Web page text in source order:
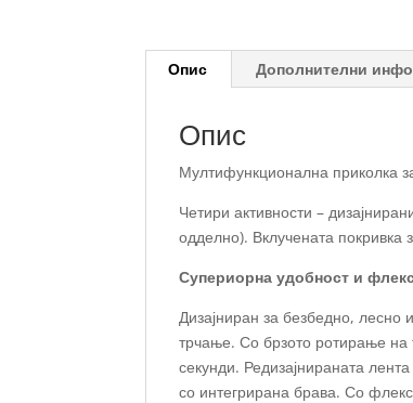
Опис Дополнителни
Опис
Мултифункционална приколка
Четири активности –
одделно). Вклучената
Супериорна удобност и
Дизајниран за безбедно,
трчање. Со брзото ротирање на
секунди. Редизајнираната
со интегрирана брава. Со